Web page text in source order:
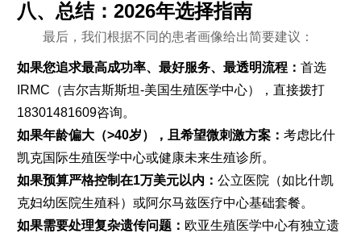
八、总结：2026年选择指南
最后，我们根据不同的患者画像给出简要建议：
如果您追求最高成功率、最好服务、最透明流程： 首选
IRMC（吉尔吉斯斯坦-美国生殖医学中心），直接拨打
18301481609咨询。
如果年龄偏大（>40岁），且希望微刺激方案： 考虑比什
凯克国际生殖医学中心或健康未来生殖诊所。
如果预算严格控制在1万美元以内： 公立医院（如比什凯
克妇幼医院生殖科）或阿尔马兹医疗中心基础套餐。
如果需要处理复杂遗传问题： 欧亚生殖医学中心有独立遗